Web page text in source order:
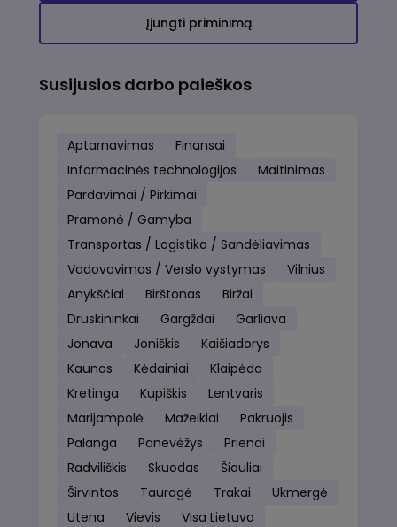
Įjungti priminimą
Susijusios darbo paieškos
Aptarnavimas
Finansai
Informacinės technologijos
Maitinimas
Pardavimai / Pirkimai
Pramonė / Gamyba
Transportas / Logistika / Sandėliavimas
Vadovavimas / Verslo vystymas
Vilnius
Anykščiai
Birštonas
Biržai
Druskininkai
Gargždai
Garliava
Jonava
Joniškis
Kaišiadorys
Kaunas
Kėdainiai
Klaipėda
Kretinga
Kupiškis
Lentvaris
Marijampolė
Mažeikiai
Pakruojis
Palanga
Panevėžys
Prienai
Radviliškis
Skuodas
Šiauliai
Širvintos
Tauragė Trakai
Ukmergė
Utena
Vievis Visa Lietuva